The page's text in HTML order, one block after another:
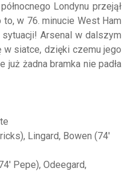
Londynu przejął
w 76. minucie West Ham
Arsenal w dalszym
w siatce, dzięki czemu jego
żadna bramka nie padła
Lingard, Bowen (74'
Pepe), Odeegard,